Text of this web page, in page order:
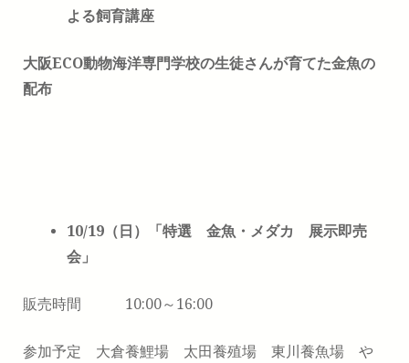
よる飼育講座
大阪ECO動物海洋専門学校の生徒さんが育てた金魚の
配布
10/19 （日）「特選 金魚・メダカ 展示即売
会」
販売時間 10:00～16:00
参加予定 大倉養鯉場 太田養殖場 東川養魚場 や